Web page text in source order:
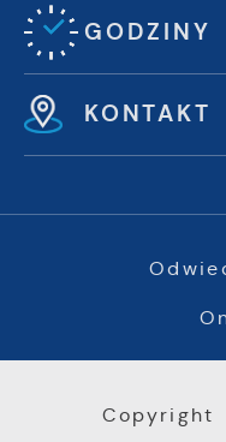
GODZINY
KONTAKT